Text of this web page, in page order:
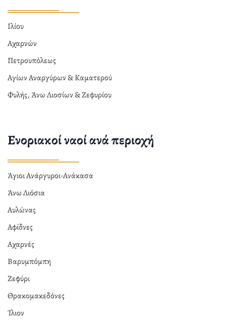
Ιλίου
Αχαρνών
Πετρουπόλεως
Αγίων Αναργύρων & Καματερού
Φυλής, Άνω Λιοσίων & Ζεφυρίου
Ενοριακοί ναοί ανά περιοχή
Άγιοι Ανάργυροι-Ανάκασα
Άνω Λιόσια
Αυλώνας
Αφίδνες
Αχαρνές
Βαρυμπόμπη
Ζεφύρι
Θρακομακεδόνες
Ίλιον